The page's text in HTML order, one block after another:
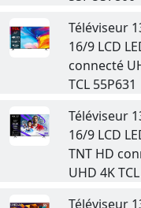
Téléviseur
16/9 LCD
connecté
TCL 55P631
Téléviseur
16/9 LCD
TNT HD
UHD 4K
Téléviseur